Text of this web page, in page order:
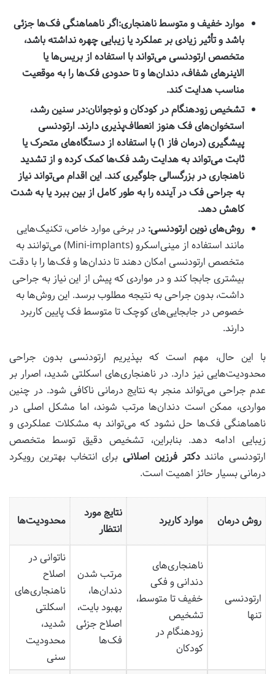
موارد خفیف و متوسط ناهنجاری:اگر ناهماهنگی فک‌ها جزئی
باشد و تأثیر زیادی بر عملکرد یا زیبایی چهره نداشته باشد،
متخصص ارتودنسی می‌تواند با استفاده از بریس‌ها یا
الاینرهای شفاف، دندان‌ها و تا حدودی فک‌ها را به موقعیت
مناسب هدایت کند.
تشخیص زودهنگام در کودکان و نوجوانان:در سنین رشد،
استخوان‌های فک هنوز انعطاف‌پذیری دارند. ارتودنسی
پیشگیری (درمان فاز ۱) با استفاده از دستگاه‌های متحرک یا
ثابت می‌تواند به هدایت رشد فک‌ها کمک کرده و از تشدید
ناهنجاری در بزرگسالی جلوگیری کند. این اقدام می‌تواند نیاز
به جراحی فک در آینده را به طور کامل از بین ببرد یا به شدت
کاهش دهد.
روش‌های نوین ارتودنسی: در برخی موارد خاص، تکنیک‌هایی
مانند استفاده از مینی‌اسکرو (Mini-implants) می‌توانند به
متخصص ارتودنسی امکان دهند تا دندان‌ها و فک‌ها را با دقت
بیشتری جابجا کند و در مواردی که پیش از این نیاز به جراحی
داشت، بدون جراحی به نتیجه مطلوب برسد. این روش‌ها به
خصوص در جابجایی‌های کوچک تا متوسط فک پایین کاربرد
دارند.
با این حال، مهم است که بپذیریم ارتودنسی بدون جراحی
محدودیت‌هایی نیز دارد. در ناهنجاری‌های اسکلتی شدید، اصرار بر
عدم جراحی می‌تواند منجر به نتایج درمانی ناکافی شود. در چنین
مواردی، ممکن است دندان‌ها مرتب شوند، اما مشکل اصلی در
ناهماهنگی فک‌ها حل نشود که می‌تواند به مشکلات عملکردی و
زیبایی ادامه دهد. بنابراین، تشخیص دقیق توسط متخصص
ارتودنسی ماننددکتر فرزین اصلانی برای انتخاب بهترین رویکرد
درمانی بسیار حائز اهمیت است.
روش درمان موارد کاربرد
نتایج مورد
انتظار
محدودیت‌ها
ارتودنسی
تنها
ناهنجاری‌های
دندانی و فکی
خفیف تا متوسط،
تشخیص
زودهنگام در
کودکان
مرتب شدن
دندان‌ها،
بهبود بایت،
اصلاح جزئی
فک‌ها
ناتوانی در
اصلاح
ناهنجاری‌های
اسکلتی
شدید،
محدودیت
سنی